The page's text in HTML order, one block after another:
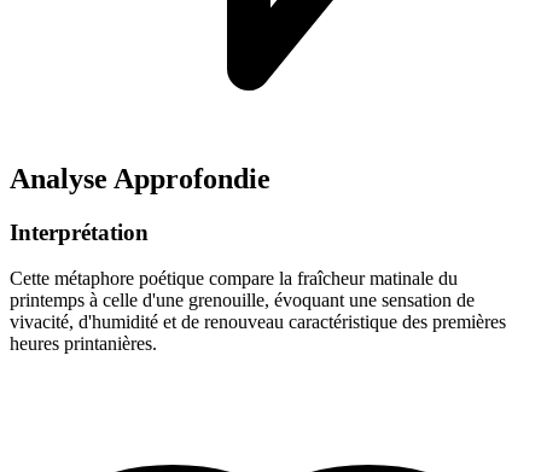
Analyse Approfondie
Interprétation
Cette métaphore poétique compare la fraîcheur matinale du
printemps à celle d'une grenouille, évoquant une sensation de
vivacité, d'humidité et de renouveau caractéristique des premières
heures printanières.